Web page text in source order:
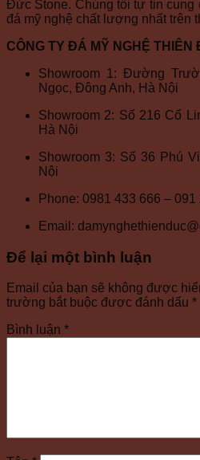
Đức Stone. Chúng tôi tự tin cung
đá mỹ nghệ chất lượng nhất trên
CÔNG TY ĐÁ MỸ NGHỆ THIÊN
Showroom 1: Đường
Ngọc, Đông Anh, Hà Nội
Showroom 2: Số 216 Cổ
Hà Nội
Showroom 3: Số 36 Phú
Nội
Phone: 0981 433 666 – 091
Email:
Để lại một bình luận
Email của bạn sẽ không được
trường bắt buộc được đánh dấu *
Bình luận *